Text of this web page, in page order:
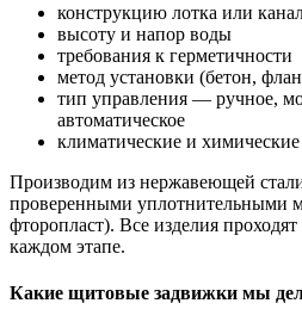
конструкцию лотка или
высоту и напор воды
требования к герметичности
метод установки (бетон,
тип управления — ручное,
автоматическое
климатические и
Производим из нержавеющей
проверенными уплотнительными
фторопласт). Все изделия проходят
каждом этапе.
Какие щитовые задвижки мы